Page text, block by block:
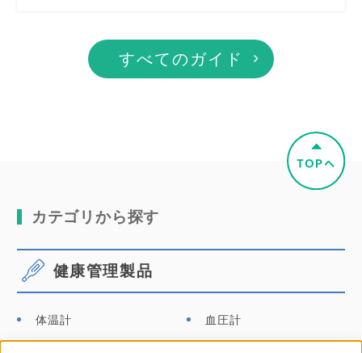
すべてのガイド
カテゴリから探す
健康管理製品
体温計 血圧計